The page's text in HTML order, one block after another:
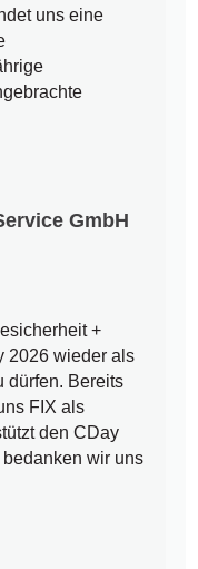
uns eine
GmbH
+
2026 wieder als
dürfen. Bereits
FIX als
den CDay
wir uns